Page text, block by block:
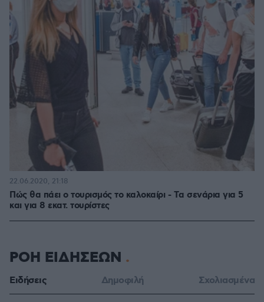
Πώς θα πάει ο τουρισμός το καλοκαίρι - Tα σενάρια για 5
και για 8 εκατ. τουρίστες
22.06.2020, 21:18
ΡΟΗ ΕΙΔΗΣΕΩΝ
Ειδήσεις Δημοφιλή Σχολιασμένα